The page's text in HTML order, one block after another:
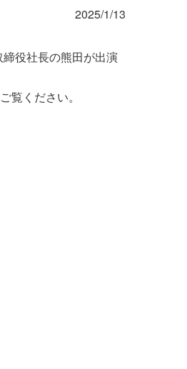
2025/1/13
役社長の熊田が出演
覧ください。